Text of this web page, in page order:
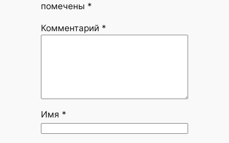
помечены *
Комментарий *
Имя *